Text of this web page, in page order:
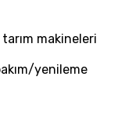
makineleri
yenileme